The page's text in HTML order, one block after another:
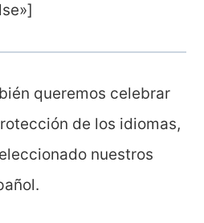
queremos celebrar
de los idiomas,
nuestros